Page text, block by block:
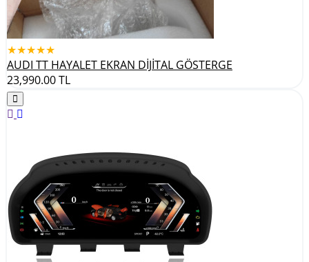
★★★★★
AUDI TT HAYALET EKRAN DİJİTAL GÖSTERGE
23,990.00TL